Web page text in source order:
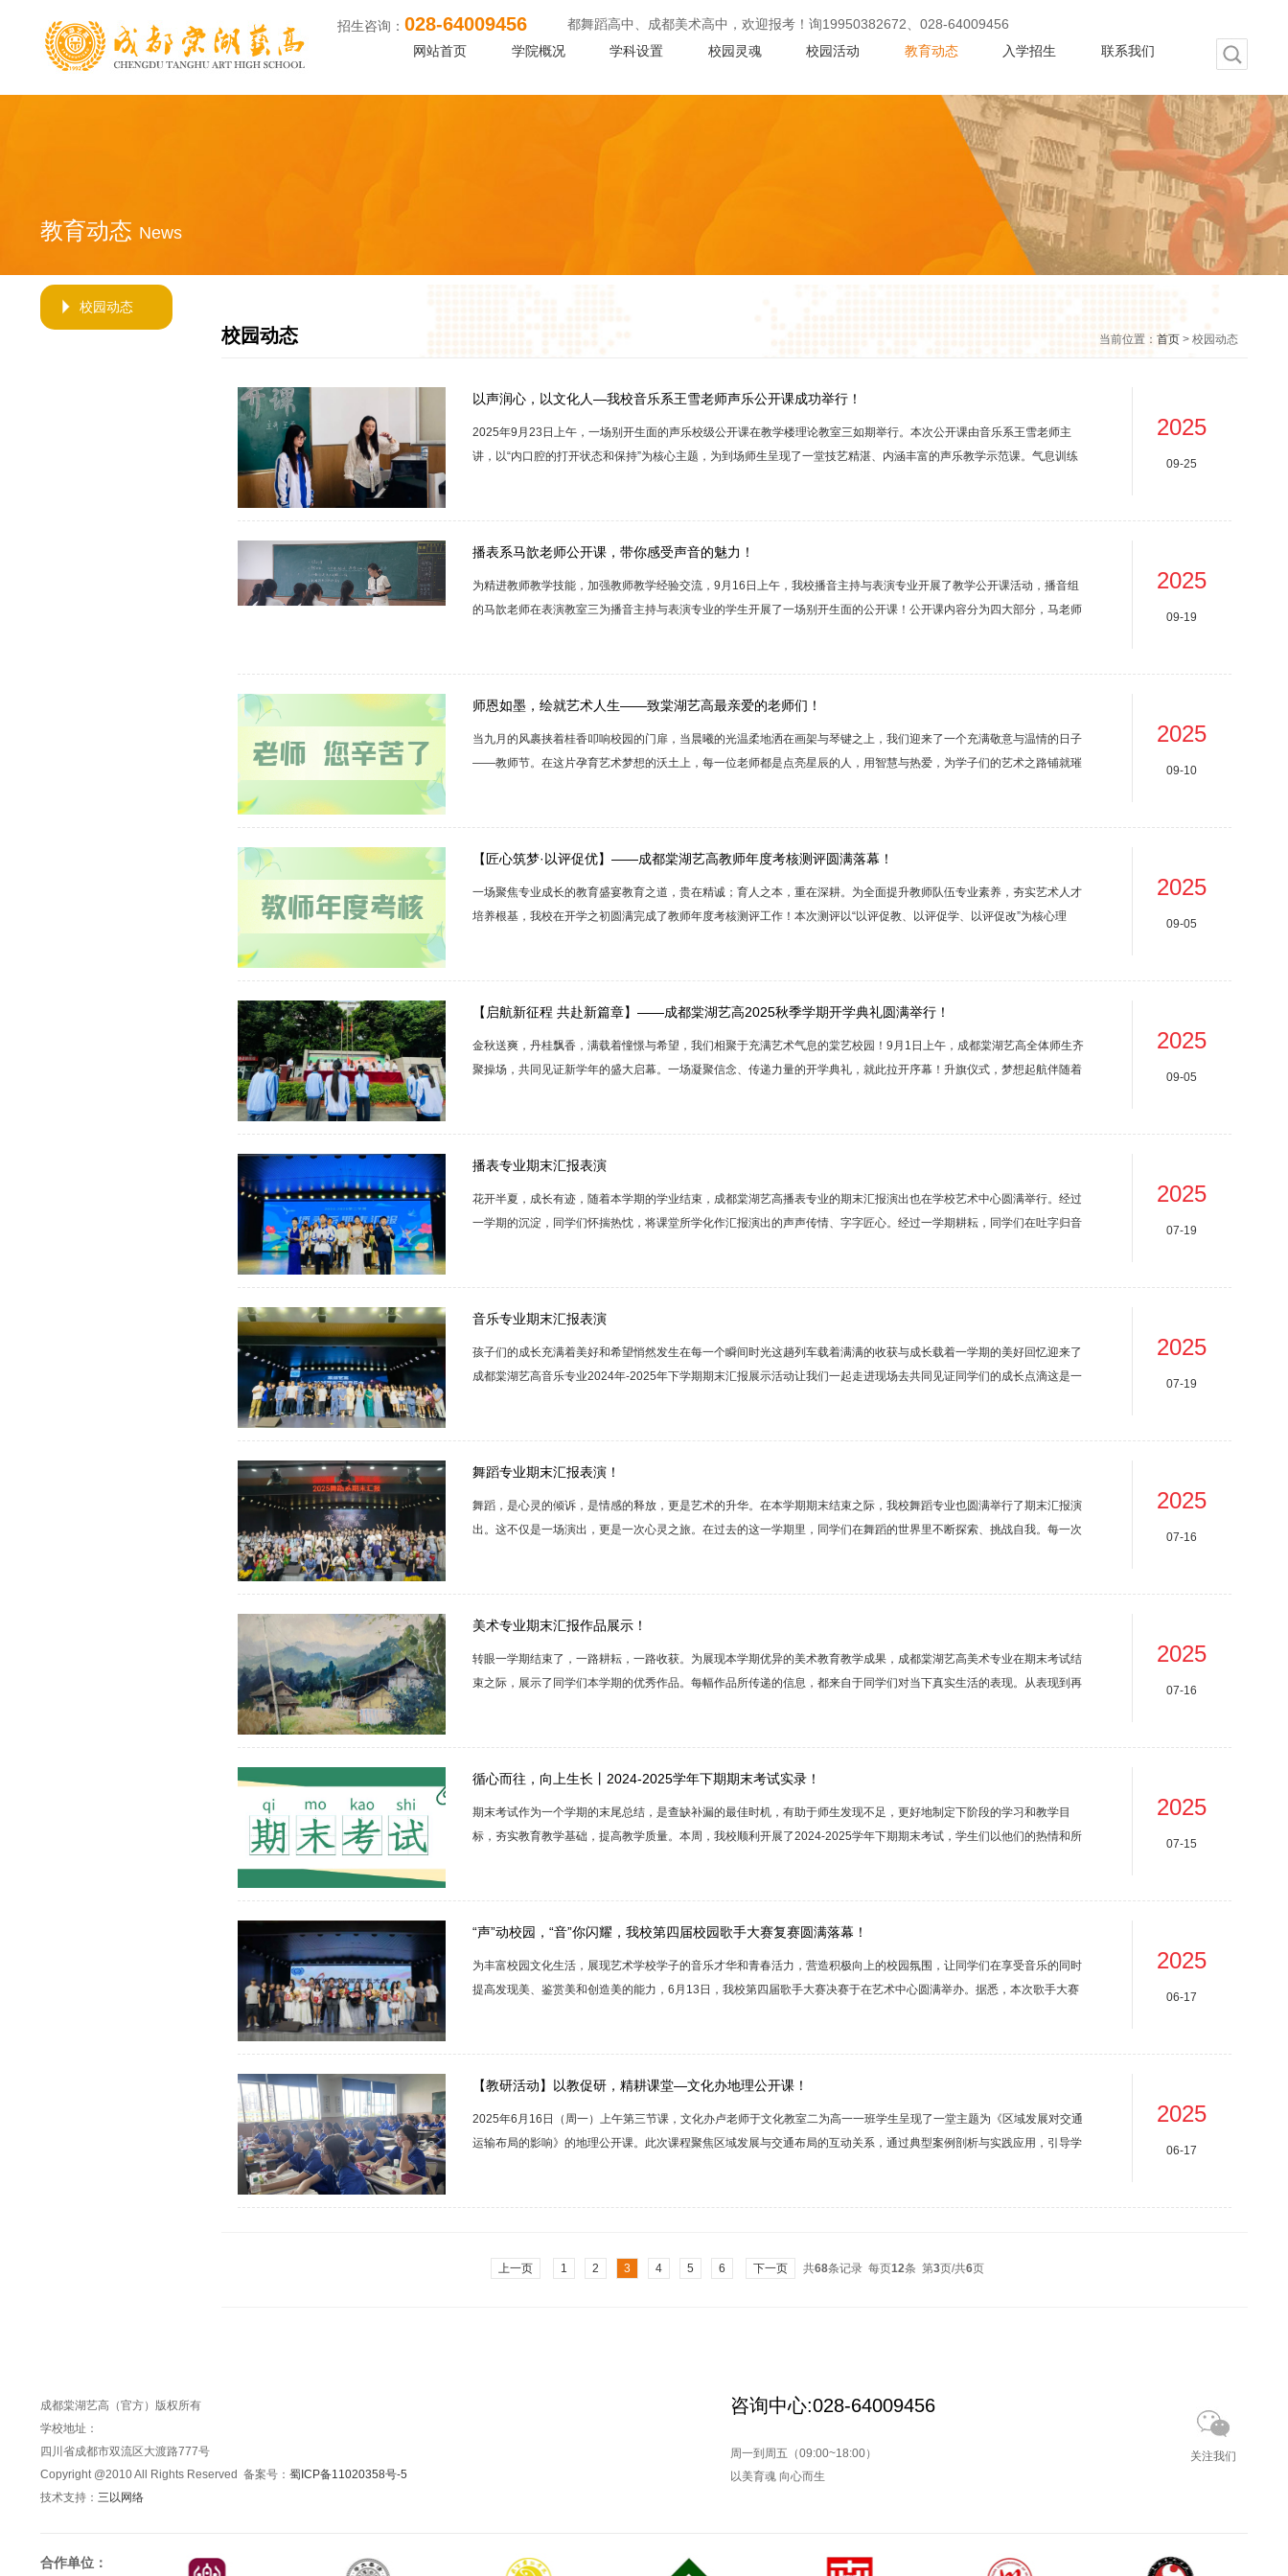
网站首页 学院概况 学科设置 校园灵魂 校园活动 教育动态 入学招生 联系我们
招生咨询： 028-64009456
找成都高中艺术学校的艺体生们看过来！找成都艺术高中、成都舞蹈高中、成都美术高中，欢迎报考！询19950382672、028-64009456
教育动态 News
校园动态
校园动态 当前位置： 首页 > 校园动态
以声润心，以文化人—我校音乐系王雪老师声乐公开课成功举行！
2025年9月23日上午，一场别开生面的声乐校级公开课在教学楼理论教室三如期举行。本次公开课由音乐系王雪老师主
讲，以“内口腔的打开状态和保持”为核心主题，为到场师生呈现了一堂技艺精湛、内涵丰富的声乐教学示范课。气息训练
2025
09-25
播表系马歆老师公开课，带你感受声音的魅力！
为精进教师教学技能，加强教师教学经验交流，9月16日上午，我校播音主持与表演专业开展了教学公开课活动，播音组
的马歆老师在表演教室三为播音主持与表演专业的学生开展了一场别开生面的公开课！公开课内容分为四大部分，马老师
2025
09-19
师恩如墨，绘就艺术人生——致棠湖艺高最亲爱的老师们！
当九月的风裹挟着桂香叩响校园的门扉，当晨曦的光温柔地洒在画架与琴键之上，我们迎来了一个充满敬意与温情的日子
——教师节。在这片孕育艺术梦想的沃土上，每一位老师都是点亮星辰的人，用智慧与热爱，为学子们的艺术之路铺就璀
2025
09-10
【匠心筑梦·以评促优】——成都棠湖艺高教师年度考核测评圆满落幕！
一场聚焦专业成长的教育盛宴教育之道，贵在精诚；育人之本，重在深耕。为全面提升教师队伍专业素养，夯实艺术人才
培养根基，我校在开学之初圆满完成了教师年度考核测评工作！本次测评以“以评促教、以评促学、以评促改”为核心理
2025
09-05
【启航新征程 共赴新篇章】——成都棠湖艺高2025秋季学期开学典礼圆满举行！
金秋送爽，丹桂飘香，满载着憧憬与希望，我们相聚于充满艺术气息的棠艺校园！9月1日上午，成都棠湖艺高全体师生齐
聚操场，共同见证新学年的盛大启幕。一场凝聚信念、传递力量的开学典礼，就此拉开序幕！升旗仪式，梦想起航伴随着
2025
09-05
播表专业期末汇报表演
花开半夏，成长有迹，随着本学期的学业结束，成都棠湖艺高播表专业的期末汇报演出也在学校艺术中心圆满举行。经过
一学期的沉淀，同学们怀揣热忱，将课堂所学化作汇报演出的声声传情、字字匠心。经过一学期耕耘，同学们在吐字归音
2025
07-19
音乐专业期末汇报表演
孩子们的成长充满着美好和希望悄然发生在每一个瞬间时光这趟列车载着满满的收获与成长载着一学期的美好回忆迎来了
成都棠湖艺高音乐专业2024年-2025年下学期期末汇报展示活动让我们一起走进现场去共同见证同学们的成长点滴这是一
2025
07-19
舞蹈专业期末汇报表演！
舞蹈，是心灵的倾诉，是情感的释放，更是艺术的升华。在本学期期末结束之际，我校舞蹈专业也圆满举行了期末汇报演
出。这不仅是一场演出，更是一次心灵之旅。在过去的这一学期里，同学们在舞蹈的世界里不断探索、挑战自我。每一次
2025
07-16
美术专业期末汇报作品展示！
转眼一学期结束了，一路耕耘，一路收获。为展现本学期优异的美术教育教学成果，成都棠湖艺高美术专业在期末考试结
束之际，展示了同学们本学期的优秀作品。每幅作品所传递的信息，都来自于同学们对当下真实生活的表现。从表现到再
2025
07-16
循心而往，向上生长丨2024-2025学年下期期末考试实录！
期末考试作为一个学期的末尾总结，是查缺补漏的最佳时机，有助于师生发现不足，更好地制定下阶段的学习和教学目
标，夯实教育教学基础，提高教学质量。本周，我校顺利开展了2024-2025学年下期期末考试，学生们以他们的热情和所
2025
07-15
“声”动校园，“音”你闪耀，我校第四届校园歌手大赛复赛圆满落幕！
为丰富校园文化生活，展现艺术学校学子的音乐才华和青春活力，营造积极向上的校园氛围，让同学们在享受音乐的同时
提高发现美、鉴赏美和创造美的能力，6月13日，我校第四届歌手大赛决赛于在艺术中心圆满举办。据悉，本次歌手大赛
2025
06-17
【教研活动】以教促研，精耕课堂—文化办地理公开课！
2025年6月16日（周一）上午第三节课，文化办卢老师于文化教室二为高一一班学生呈现了一堂主题为《区域发展对交通
运输布局的影响》的地理公开课。此次课程聚焦区域发展与交通布局的互动关系，通过典型案例剖析与实践应用，引导学
2025
06-17
上一页 1 2 3 4 5 6 下一页 共68条记录 每页12条 第3页/共6页
成都棠湖艺高（官方）版权所有
学校地址：
四川省成都市双流区大渡路777号
Copyright @2010 All Rights Reserved 备案号： 蜀ICP备11020358号-5
技术支持： 三以网络
咨询中心:028-64009456
周一到周五（09:00~18:00）
以美育魂 向心而生
关注我们
合作单位：